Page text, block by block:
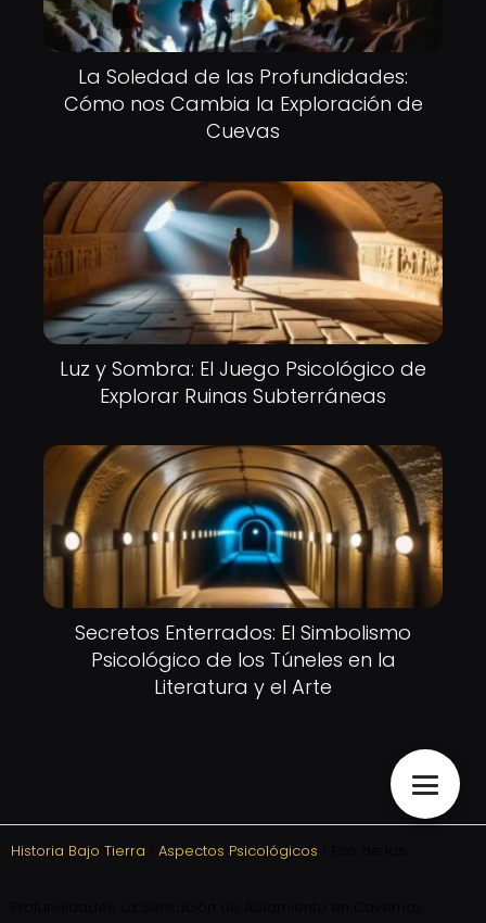
La Soledad de las Profundidades:
Cómo nos Cambia la Exploración de
Cuevas
Luz y Sombra: El Juego Psicológico de
Explorar Ruinas Subterráneas
Secretos Enterrados: El Simbolismo
Psicológico de los Túneles en la
Literatura y el Arte
Historia Bajo Tierra Aspectos Psicológicos